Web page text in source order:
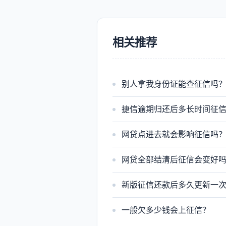
相关推荐
别人拿我身份证能查征信吗？
捷信逾期归还后多长时间征
网贷点进去就会影响征信吗？
网贷全部结清后征信会变好吗
新版征信还款后多久更新一次
一般欠多少钱会上征信？